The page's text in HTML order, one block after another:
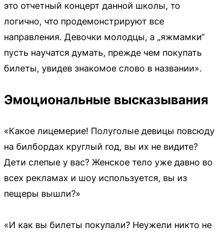
это отчетный концерт данной школы, то
логично, что продемонстрируют все
направления. Девочки молодцы, а „яжмамки“
пусть научатся думать, прежде чем покупать
билеты, увидев знакомое слово в названии».
Эмоциональные высказывания
«Какое лицемерие! Полуголые девицы повсюду
на билбордах круглый год, вы их не видите?
Дети слепые у вас? Женское тело уже давно во
всех рекламах и шоу используется, вы из
пещеры вышли?»
«И как вы билеты покупали? Неужели никто не